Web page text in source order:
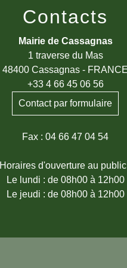
Contacts
Mairie de Cassagnas
1 traverse du Mas
48400 Cassagnas -
+33 4 66 45 06 56
Contact par formulaire
Fax : 04 66 47 04 54
Horaires d'ouverture au
Le lundi : de 08h00 à 12h00
Le jeudi : de 08h00 à 12h00